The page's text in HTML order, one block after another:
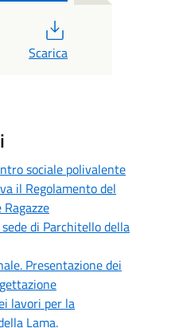
Scarica
sociale polivalente
il Regolamento del
di Parchitello della
Presentazione dei
lavori per la
Lama.